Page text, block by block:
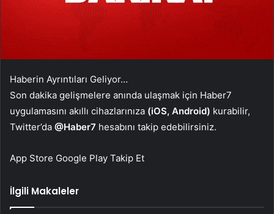
Haberin Ayrıntıları Geliyor…
Son dakika gelişmelere anında ulaşmak için Haber7
uygulamasını akıllı cihazlarınıza (iOS, Android) kurabilir,
Twitter’da @Haber7 hesabını takip edebilirsiniz.
App Store Google Play Takip Et
İlgili Makaleler